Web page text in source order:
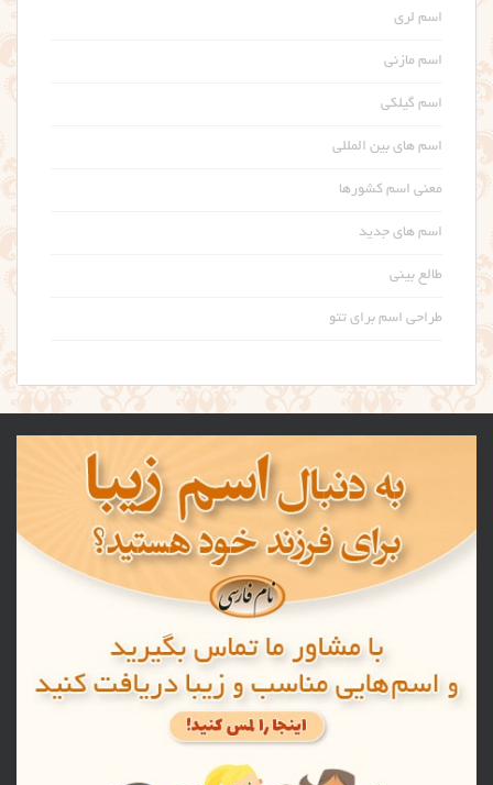
اسم لری
اسم مازنی
اسم گیلکی
اسم های بین المللی
معنی اسم کشورها
اسم های جدید
طالع بینی
طراحی اسم برای تتو